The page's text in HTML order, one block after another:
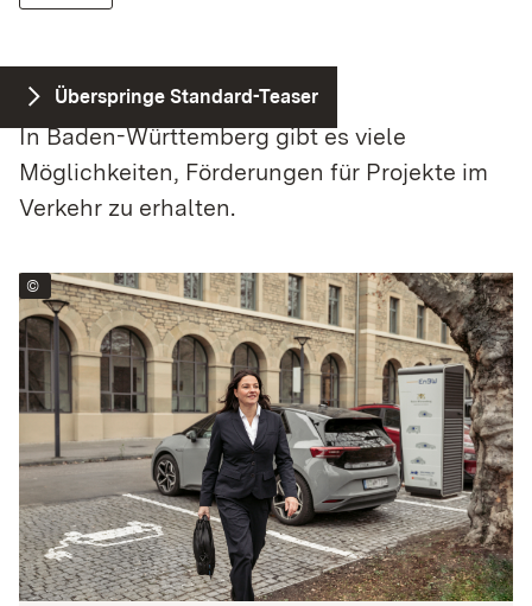
Überspringe Standard-Teaser
Fördern lassen
In Baden-Württemberg gibt es viele
Möglichkeiten, Förderungen für Projekte im
Verkehr zu erhalten.
© 2023 Ministerium für Verkehr Baden-Württemberg CC BY-SA